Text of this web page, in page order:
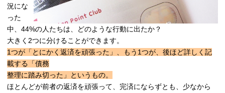
況にな
った
中、44%の人たちは、どのような行動に出たか？
大きく2つに分けることができます。
1つが「とにかく返済を頑張った」、もう1つが、後ほど詳しく記
載する「債務
整理に踏み切った」というもの。
ほとんどが前者の返済を頑張って、完済にならずとも、少なから